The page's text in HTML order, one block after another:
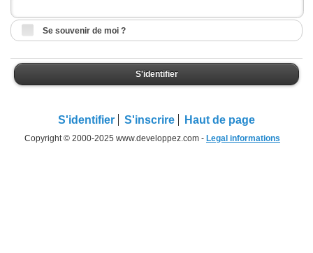
Se souvenir de moi ?
S'identifier
S'identifier S'inscrire Haut de page
Copyright © 2000-2025 www.developpez.com - Legal informations